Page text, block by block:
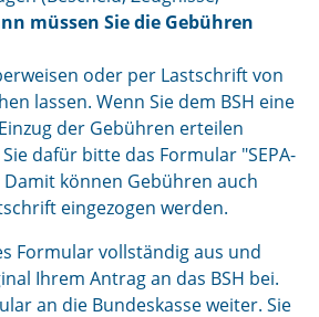
müssen Sie die Gebühren
oder per Lastschrift von
lassen. Wenn Sie dem BSH eine
der Gebühren erteilen
dafür bitte das Formular "SEPA-
können Gebühren auch
eingezogen werden.
Formular vollständig aus und
Ihrem Antrag an das BSH bei.
an die Bundeskasse weiter. Sie